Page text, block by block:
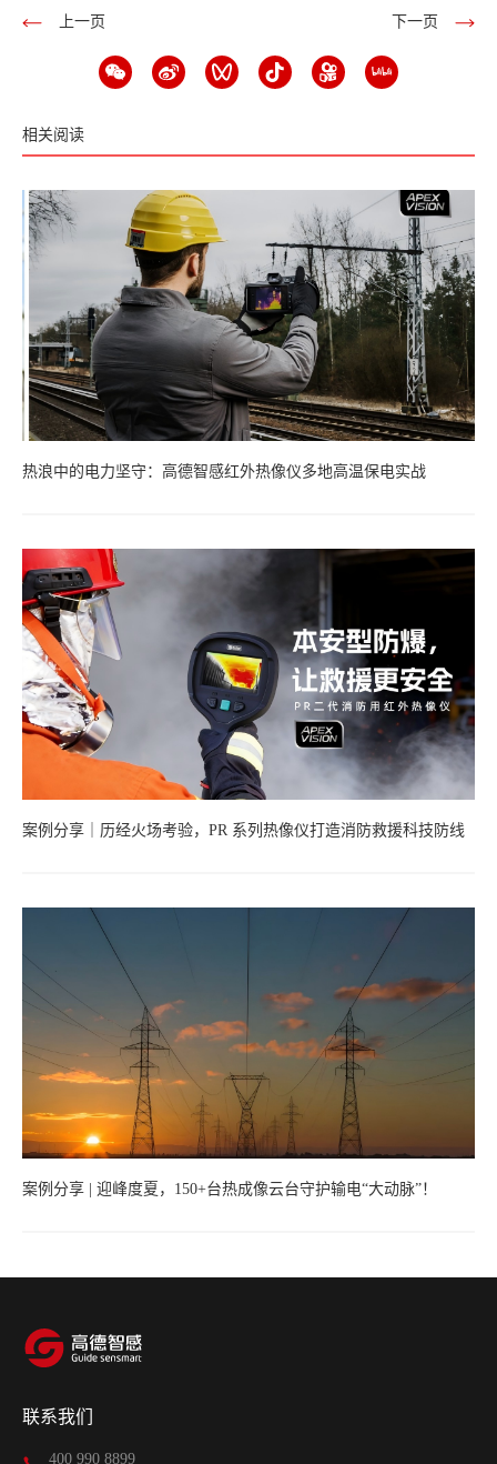
上一页 下一页
相关阅读
热浪中的电力坚守：高德智感红外热像仪多地高温保电实战
案例分享｜历经火场考验，PR 系列热像仪打造消防救援科技防线
案例分享 | 迎峰度夏，150+台热成像云台守护输电“大动脉”！
联系我们
400 990 8899